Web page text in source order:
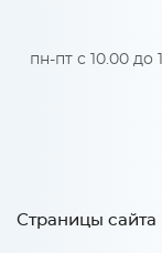
пн-пт с 10.00 до
Страницы сайта